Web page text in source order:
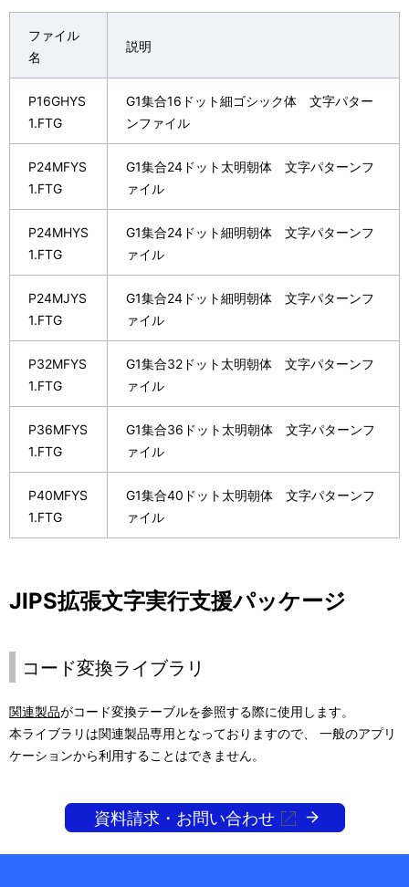
ファイル
名
説明
P16GHYS
1.FTG
G1集合16ドット細ゴシック体 文字パター
ンファイル
P24MFYS
1.FTG
G1集合24ドット太明朝体 文字パターンフ
ァイル
P24MHYS
1.FTG
G1集合24ドット細明朝体 文字パターンフ
ァイル
P24MJYS
1.FTG
G1集合24ドット細明朝体 文字パターンフ
ァイル
P32MFYS
1.FTG
G1集合32ドット太明朝体 文字パターンフ
ァイル
P36MFYS
1.FTG
G1集合36ドット太明朝体 文字パターンフ
ァイル
P40MFYS
1.FTG
G1集合40ドット太明朝体 文字パターンフ
ァイル
JIPS拡張文字実行支援パッケージ
コード変換ライブラリ
関連製品がコード変換テーブルを参照する際に使用します。
本ライブラリは関連製品専用となっておりますので、 一般のアプリ
ケーションから利用することはできません。
資料請求・お問い合わせ